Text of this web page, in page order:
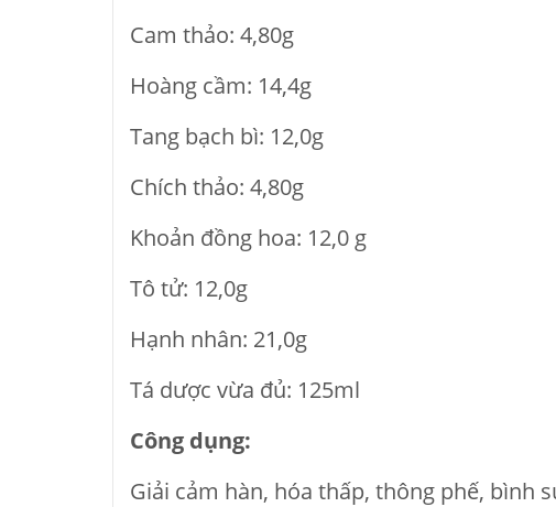
Cam thảo: 4,80g
Hoàng cầm: 14,4g
Tang bạch bì: 12,0g
Chích thảo: 4,80g
Khoản đồng hoa: 12,0 g
Tô tử: 12,0g
Hạnh nhân: 21,0g
Tá dược vừa đủ: 125ml
Công dụng:
Giải cảm hàn, hóa thấp, thông phế, bình